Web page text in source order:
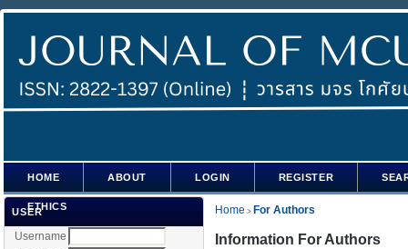
USER
Username
HOME ABOUT LOGIN REGISTER
ETHICS Home > For Authors
Information For Authors